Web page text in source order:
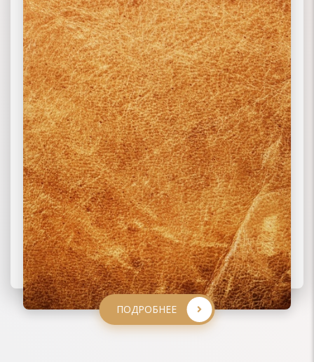
ПОДРОБНЕЕ
ПОДРОБНЕЕ
ПОДРОБНЕЕ
ПОДРОБНЕЕ